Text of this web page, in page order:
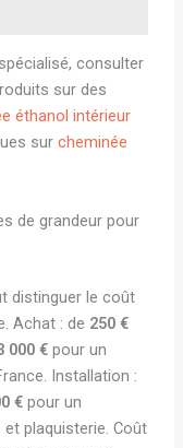
consulter
sur des
éthanol intérieur
sur cheminée
de grandeur pour
distinguer le coût
Achat : de 250 €
000 €pour un
Installation :
€pour un
plaquisterie. Coût